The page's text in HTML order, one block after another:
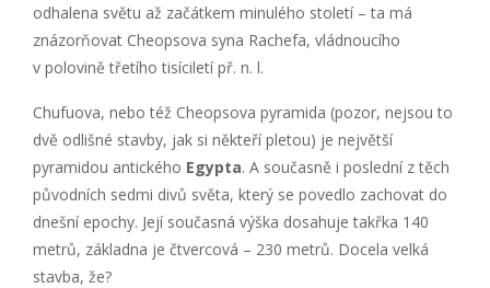
odhalena světu až začátkem minulého století – ta má
znázorňovat Cheopsova syna Rachefa, vládnoucího
v polovině třetího tisíciletí př. n. l.
Chufuova, nebo též Cheopsova pyramida (pozor, nejsou to
dvě odlišné stavby, jak si někteří pletou) je největší
pyramidou antického Egypta. A současně i poslední z těch
původních sedmi divů světa, který se povedlo zachovat do
dnešní epochy. Její současná výška dosahuje takřka 140
metrů, základna je čtvercová – 230 metrů. Docela velká
stavba, že?